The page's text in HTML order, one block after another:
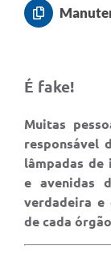
É fake!
Muitas
responsável
lâmpadas de
e avenidas
verdadeira e
de cada